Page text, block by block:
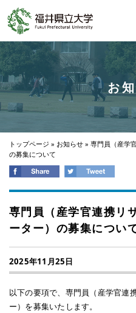
お
トップページ » お知らせ » 専門員（産学
の募集について
専門員（産学官連携リ
ーター）の募集につい
2025年11月25日
以下の要項で、専門員（産学官連
ー）を募集いたします。